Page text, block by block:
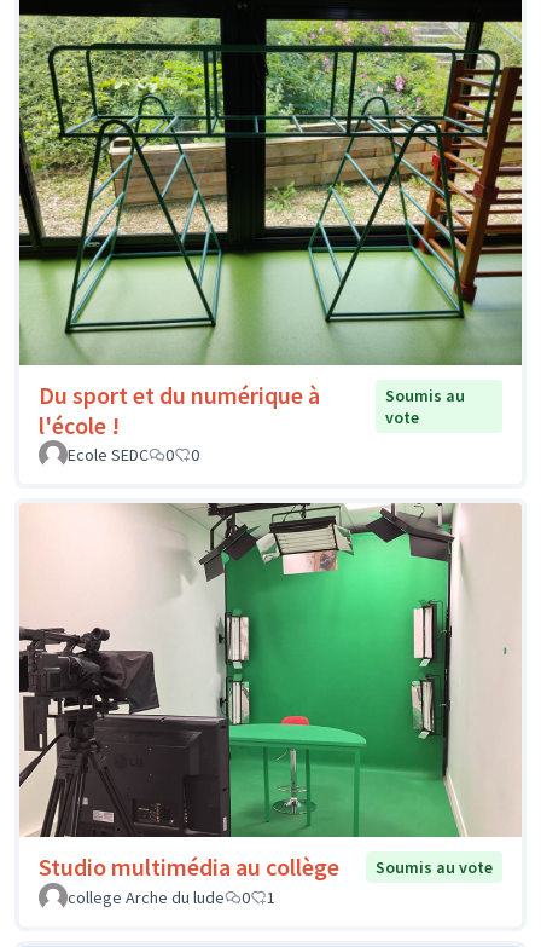
Du sport et du numérique à
l'école !
Soumis au
vote
Ecole SEDC
0 0
Studio multimédia au collège
Soumis au vote
college Arche du lude
0 1